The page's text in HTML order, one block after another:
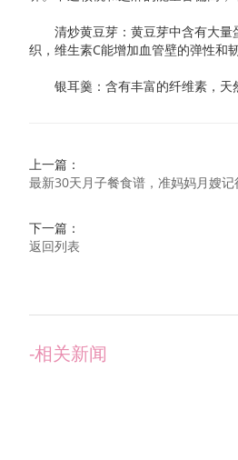
清炒黄豆芽：黄豆芽中含有大量
织，维生素C能增加血管壁的弹性和
银耳羹：含有丰富的纤维素，天
上一篇：
最新30天月子餐食谱，准妈妈月嫂记
下一篇：
返回列表
-相关新闻